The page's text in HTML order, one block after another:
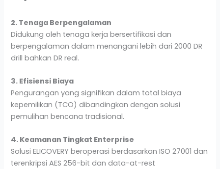
2. Tenaga Berpengalaman
Didukung oleh tenaga kerja bersertifikasi dan
berpengalaman dalam menangani lebih dari 2000 DR
drill bahkan DR real.
3. Efisiensi Biaya
Pengurangan yang signifikan dalam total biaya
kepemilikan (TCO) dibandingkan dengan solusi
pemulihan bencana tradisional.
4. Keamanan Tingkat Enterprise
Solusi ELICOVERY beroperasi berdasarkan ISO 27001 dan
terenkripsi AES 256-bit dan data-at-rest